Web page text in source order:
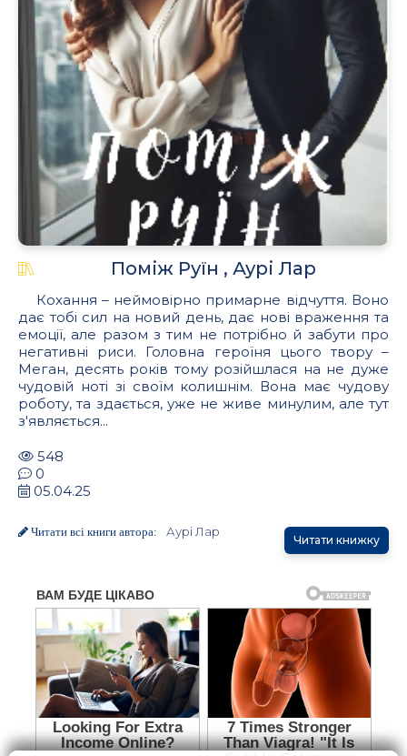
Поміж Руїн , Аурі Лар
Кохання – неймовірно примарне відчуття. Воно
дає тобі сил на новий день, дає нові враження та
емоції, але разом з тим не потрібно й забути про
негативні риси. Головна героїня цього твору –
Меган, десять років тому розійшлася на не дуже
чудовій ноті зі своїм колишнім. Вона має чудову
роботу, та здається, уже не живе минулим, але тут
з'являється...
548
0
05.04.25
Читати всі книги автора: Аурі Лар
Читати книжку